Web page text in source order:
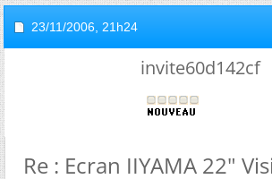
23/11/2006, 21h24
invite60d142cf
Re : Ecran IIYAMA 22"